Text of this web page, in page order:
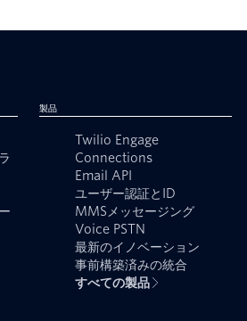
製品
Twilio Engage
Connections
Email API
ユーザー認証とID
MMSメッセージング
Voice PSTN
最新のイノベーション
事前構築済みの統合
すべての製品